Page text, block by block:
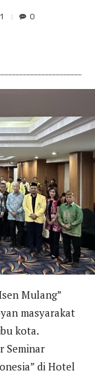
0
Mulang”
masyarakat
kota.
Seminar
di Hotel